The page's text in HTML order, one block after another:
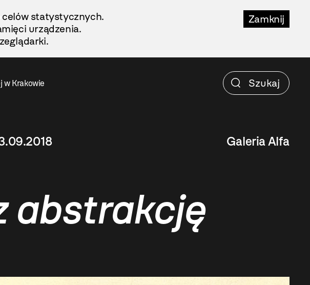
Zamknij
celów statystycznych.
urządzenia.
w Krakowie
Galeria Alfa
abstrakcję